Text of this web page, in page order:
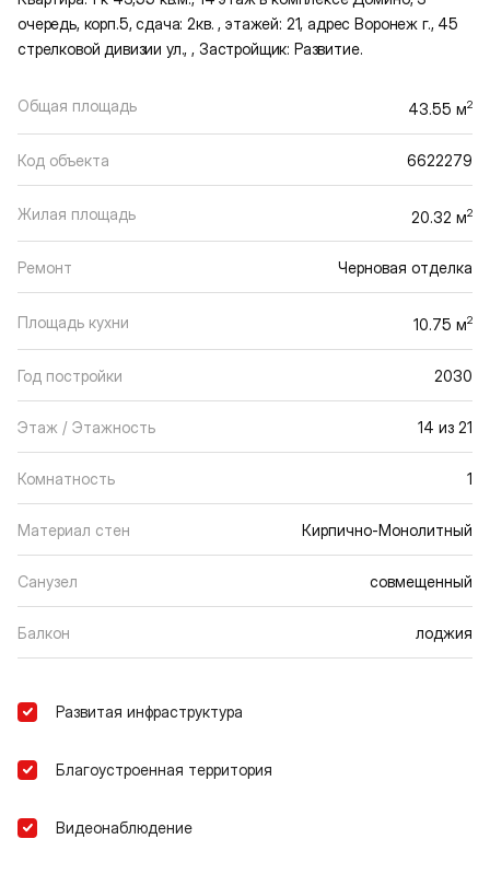
очередь, корп.5, сдача: 2кв. , этажей: 21, адрес Воронеж г., 45
стрелковой дивизии ул., , Застройщик: Развитие.
Общая площадь 43.55 м2
Код объекта 6622279
Жилая площадь 20.32 м2
Ремонт Черновая отделка
Площадь кухни 10.75 м2
Год постройки 2030
Этаж / Этажность 14 из 21
Комнатность 1
Материал стен Кирпично-Монолитный
Санузел совмещенный
Балкон лоджия
Развитая инфраструктура
Благоустроенная территория
Видеонаблюдение